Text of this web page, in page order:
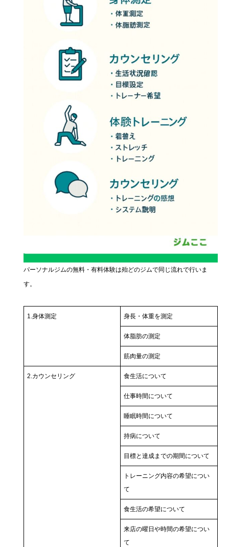
パーソナルジムの無料・有料体験は殆どのジムで同じ流れで行いま
す。
1.身体測定 身長・体重を測定
体脂肪の測定
筋肉量の測定
2.カウンセリング 食生活について
仕事時間について
睡眠時間について
持病について
目標と達成までの期間について
トレーニング内容の希望につい
て
食生活の希望について
来店の曜日や時間の希望につい
て